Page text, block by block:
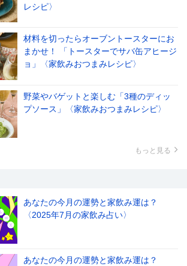
レシピ〉
材料を切ったらオーブントースターにお
まかせ！ 「トースターでサバ缶アヒージ
ョ」〈家飲みおつまみレシピ〉
野菜やバゲットと楽しむ「3種のディッ
プソース」〈家飲みおつまみレシピ〉
もっと見る
あなたの今月の運勢と家飲み運は？
〈2025年7月の家飲み占い〉
あなたの今月の運勢と家飲み運は？